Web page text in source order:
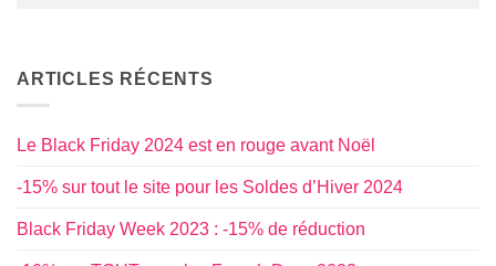
ARTICLES RÉCENTS
Le Black Friday 2024 est en rouge avant Noël
-15% sur tout le site pour les Soldes d’Hiver 2024
Black Friday Week 2023 : -15% de réduction